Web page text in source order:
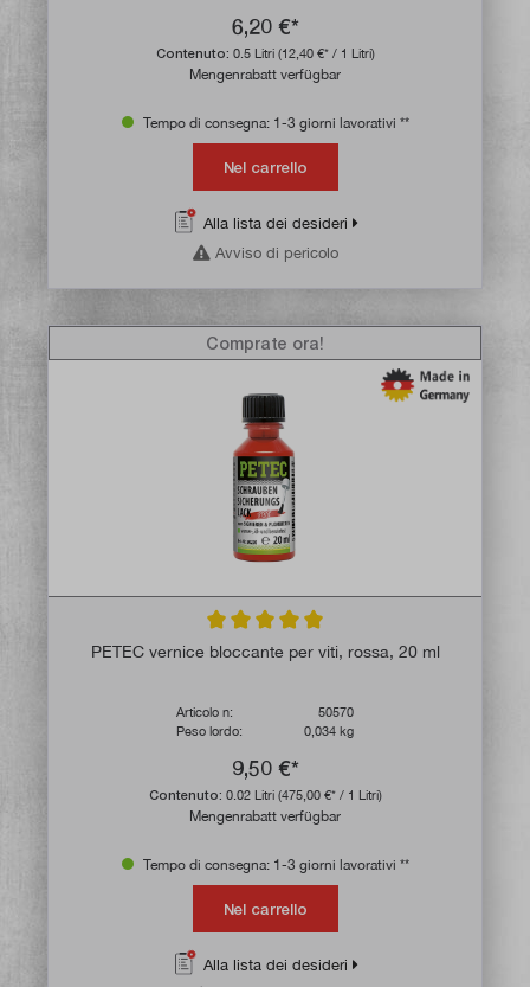
6,20 €*
Contenuto: 0.5 Litri (12,40 €* / 1 Litri)
Mengenrabatt verfügbar
Tempo di consegna: 1-3 giorni lavorativi **
Nel carrello
Alla lista dei desideri
Avviso di pericolo
Valutazione media di 5 su 5 stelle
PETEC vernice bloccante per viti, rossa, 20 ml
Articolo n:
50570
Peso lordo:
0,034 kg
9,50 €*
Contenuto: 0.02 Litri (475,00 €* / 1 Litri)
Mengenrabatt verfügbar
Comprate ora!
Tempo di consegna: 1-3 giorni lavorativi **
Nel carrello
Alla lista dei desideri